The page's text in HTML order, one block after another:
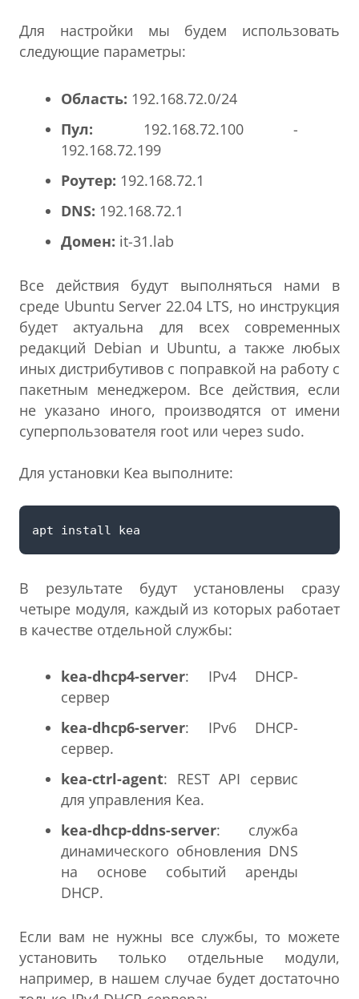
Для настройки мы будем использовать
следующие параметры:
Область: 192.168.72.0/24
Пул: 192.168.72.100 -
192.168.72.199
Роутер: 192.168.72.1
DNS: 192.168.72.1
Домен: it-31.lab
Все действия будут выполняться нами в
среде Ubuntu Server 22.04 LTS, но инструкция
будет актуальна для всех современных
редакций Debian и Ubuntu, а также любых
иных дистрибутивов с поправкой на работу с
пакетным менеджером. Все действия, если
не указано иного, производятся от имени
суперпользователя root или через sudo.
Для установки Kea выполните:
В результате будут установлены сразу
четыре модуля, каждый из которых работает
в качестве отдельной службы:
kea-dhcp4-server: IPv4 DHCP-
сервер
kea-dhcp6-server: IPv6 DHCP-
сервер.
kea-ctrl-agent: REST API сервис
для управления Kea.
kea-dhcp-ddns-server: служба
динамического обновления DNS
на основе событий аренды
DHCP.
Если вам не нужны все службы, то можете
установить только отдельные модули,
например, в нашем случае будет достаточно